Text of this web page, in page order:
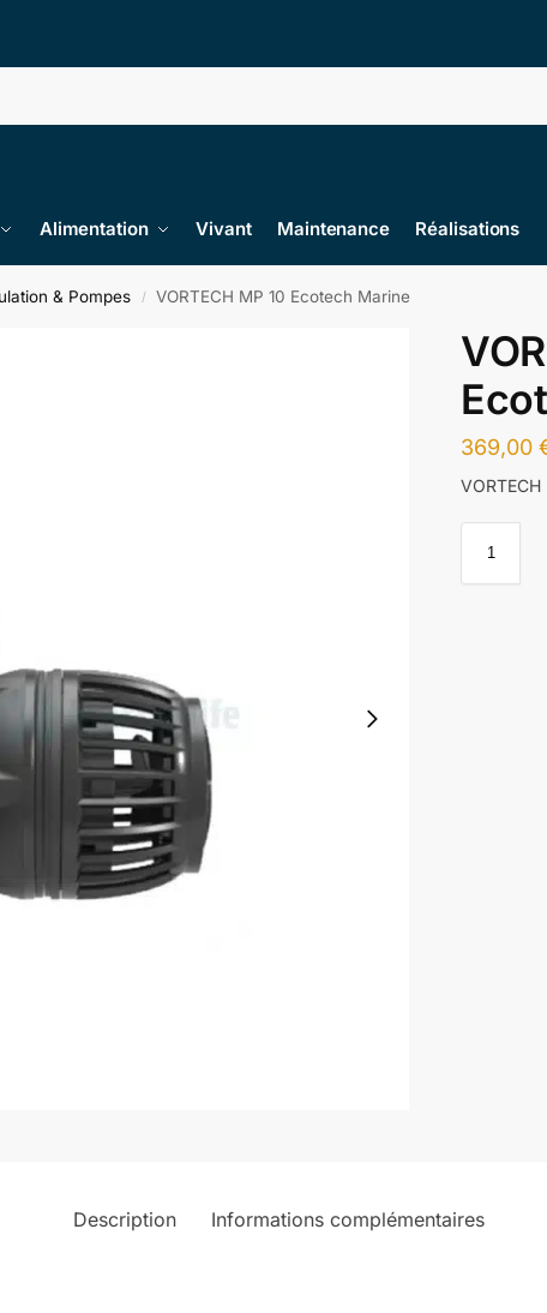
Alimentation Vivant Maintenance Réalisations
& Pompes / VORTECH MP 10 Ecotech Marine
369,00
VORTECH
Description Informations complémentaires